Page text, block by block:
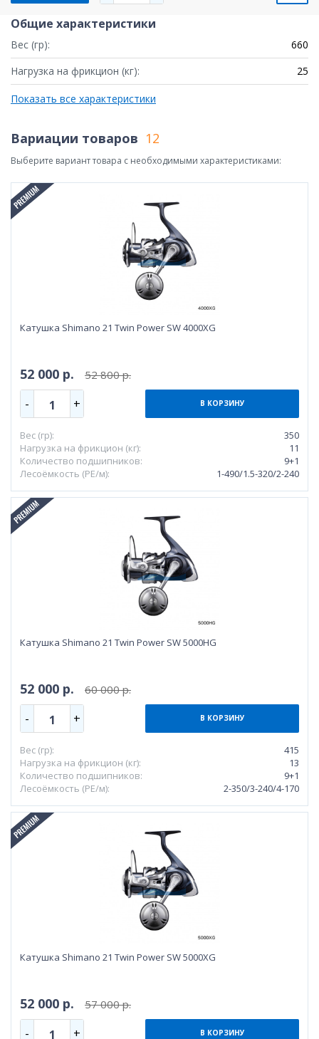
Общие характеристики
Вес (гр):
660
Нагрузка на фрикцион (кг):
25
Показать все характеристики
Вариации товаров 12
Выберите вариант товара с необходимыми характеристиками:
Катушка Shimano 21 Twin Power SW 4000XG
52 000 р. 52 800 р.
- 1 + В КОРЗИНУ
Вес (гр):
350
Нагрузка на фрикцион (кг):
11
Количество подшипников:
9+1
Лесоёмкость (РЕ/м):
1-490/1.5-320/2-240
Катушка Shimano 21 Twin Power SW 5000HG
52 000 р. 60 000 р.
- 1 + В КОРЗИНУ
Вес (гр):
415
Нагрузка на фрикцион (кг):
13
Количество подшипников:
9+1
Лесоёмкость (РЕ/м):
2-350/3-240/4-170
Катушка Shimano 21 Twin Power SW 5000XG
52 000 р. 57 000 р.
- 1 + В КОРЗИНУ